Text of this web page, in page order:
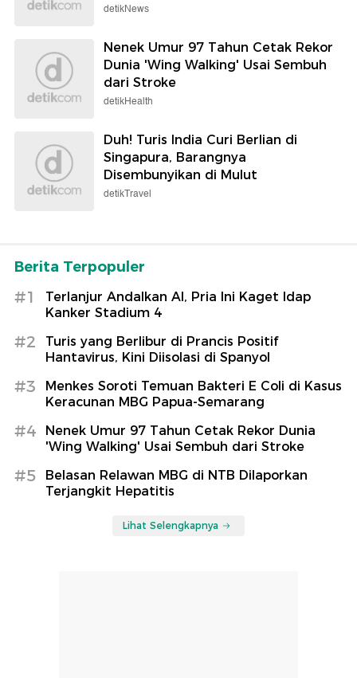
detikNews
Nenek Umur 97 Tahun Cetak Rekor
Dunia 'Wing Walking' Usai Sembuh
dari Stroke
detikHealth
Duh! Turis India Curi Berlian di
Singapura, Barangnya
Disembunyikan di Mulut
detikTravel
Berita Terpopuler
#1
Terlanjur Andalkan AI, Pria Ini Kaget Idap
Kanker Stadium 4
#2
Turis yang Berlibur di Prancis Positif
Hantavirus, Kini Diisolasi di Spanyol
#3
Menkes Soroti Temuan Bakteri E Coli di Kasus
Keracunan MBG Papua-Semarang
#4
Nenek Umur 97 Tahun Cetak Rekor Dunia
'Wing Walking' Usai Sembuh dari Stroke
#5
Belasan Relawan MBG di NTB Dilaporkan
Terjangkit Hepatitis
Lihat Selengkapnya